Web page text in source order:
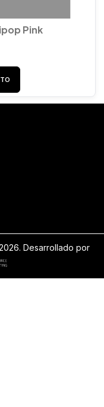
Pink
Desarrollado por